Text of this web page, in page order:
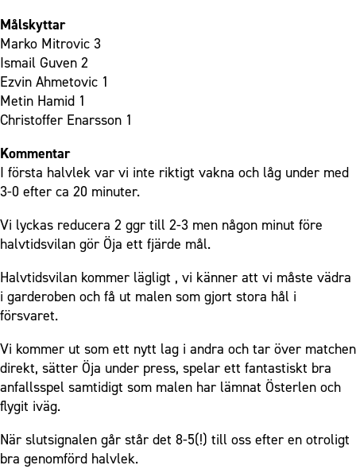
Skolakademier
Fonder
Personuppgiftspolicy
Målskyttar
Marko Mitrovic 3
Ismail Guven 2
Ezvin Ahmetovic 1
Metin Hamid 1
Christoffer Enarsson 1
Kommentar
I första halvlek var vi inte riktigt vakna och låg under med
3-0 efter ca 20 minuter.
Vi lyckas reducera 2 ggr till 2-3 men någon minut före
halvtidsvilan gör Öja ett fjärde mål.
Halvtidsvilan kommer lägligt , vi känner att vi måste vädra
i garderoben och få ut malen som gjort stora hål i
försvaret.
Vi kommer ut som ett nytt lag i andra och tar över matchen
direkt, sätter Öja under press, spelar ett fantastiskt bra
anfallsspel samtidigt som malen har lämnat Österlen och
flygit iväg.
När slutsignalen går står det 8-5(!) till oss efter en otroligt
bra genomförd halvlek.